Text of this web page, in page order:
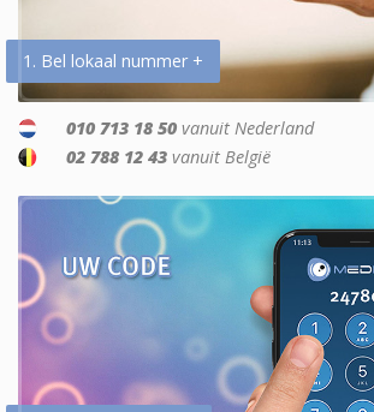
1. Bel lokaal nummer +
010 713 18 50 vanuit Nederland
02 788 12 43 vanuit België